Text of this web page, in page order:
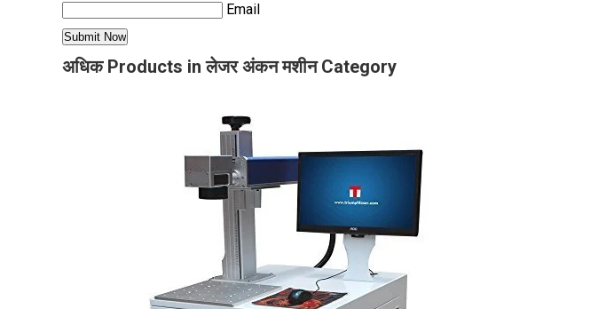
Email
अधिक Products in लेजर अंकन मशीन Category